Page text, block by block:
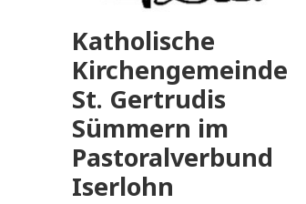
Katholische
Kirchengemeinde
St. Gertrudis
Sümmern im
Pastoralverbund
Iserlohn